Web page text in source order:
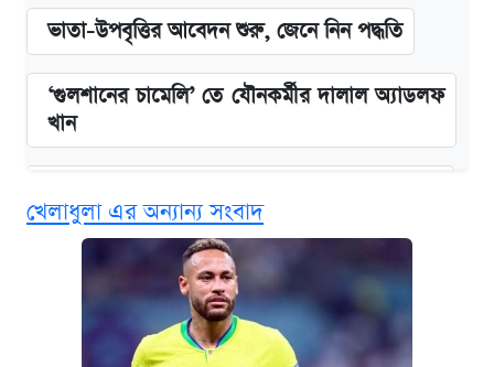
ভাতা-উপবৃত্তির আবেদন শুরু, জেনে নিন পদ্ধতি
‘গুলশানের চামেলি’ তে যৌনকর্মীর দালাল অ্যাডলফ
খান
এক ক্লিকে জেনে নিন আইফোন ১৮ প্রো ম্যাক্সের
দাম ও ফিচার
আজকের বাজারে স্বর্ণের দাম (৪ আগস্ট)
খেলাধুলা এর অন্যান্য সংবাদ